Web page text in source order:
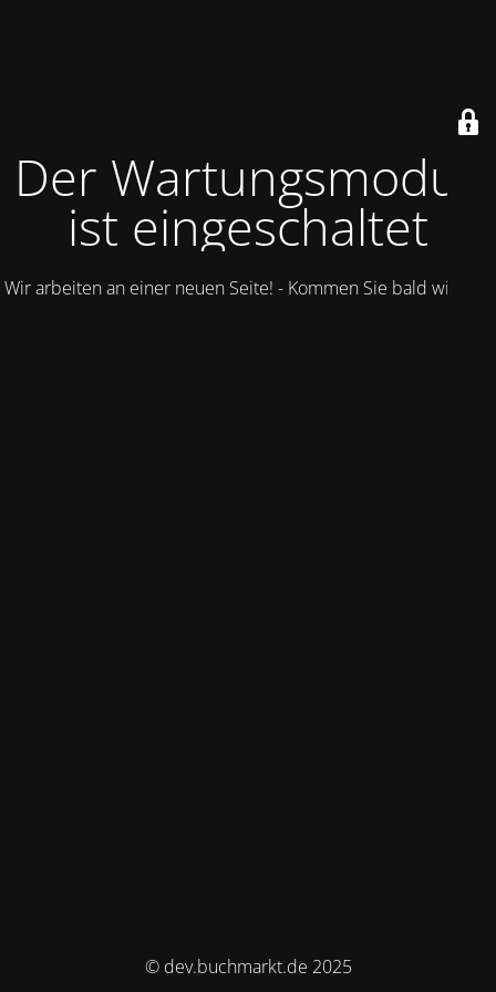
Der Wartungsmodus
ist eingeschaltet
Wir arbeiten an einer neuen Seite! - Kommen Sie bald wieder.
© dev.buchmarkt.de 2025